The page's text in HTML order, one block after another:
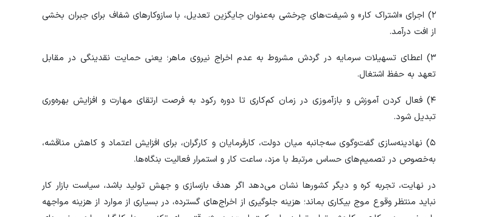
۲) اجرای «اشتراک کار» و شیفت‌های چرخشی به‌عنوان جایگزین تعدیل، با سازوکار‌های شفاف برای جبران بخشی
از افت درآمد.
۳) اعطای تسهیلات سرمایه در گردش مشروط به عدم اخراج نیروی ماهر؛ یعنی حمایت نقدینگی در مقابل
تعهد به حفظ اشتغال.
۴) فعال کردن آموزش و بازآموزی در زمان کم‌کاری تا دوره رکود به فرصت ارتقای مهارت و افزایش بهره‌وری
تبدیل شود.
۵) نهادینه‌سازی گفت‌وگوی سه‌جانبه میان دولت، کارفرمایان و کارگران، برای افزایش اعتماد و کاهش مناقشه،
به‌خصوص در تصمیم‌های حساس مرتبط با مزد، ساعت کار و استمرار فعالیت بنگاه‌ها.
در نهایت، تجربه کره و دیگر کشور‌ها نشان می‌دهد اگر هدف بازسازی و جهش تولید باشد، سیاست بازار کار
نباید منتظر وقوع موج بیکاری بماند؛ هزینه جلوگیری از اخراج‌های گسترده، در بسیاری از موارد از هزینه مواجهه